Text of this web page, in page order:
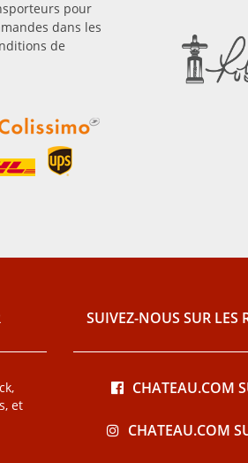
pour
dans les
de
et
SUIVEZ-NOUS SUR LES
CHATEAU.COM
CHATEAU.COM